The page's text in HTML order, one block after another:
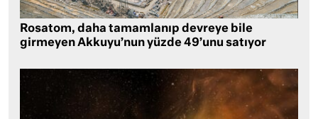
Rosatom, daha tamamlanıp devreye bile
girmeyen Akkuyu’nun yüzde 49’unu satıyor